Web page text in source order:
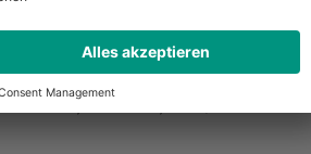
325Ci
Aktenvernichter Powershred® 325Ci,